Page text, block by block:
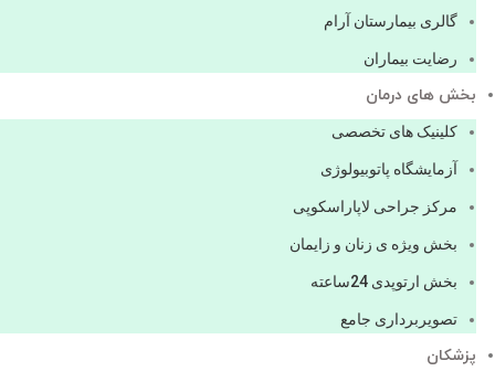
گالری بیمارستان آرام
رضایت بیماران
بخش های درمان
کلینیک های تخصصی
آزمایشگاه پاتوبیولوژی
مرکز جراحی لاپاراسکوپی
بخش ویژه ی زنان و زایمان
بخش ارتوپدی 24ساعته
تصویربرداری جامع
پزشكان